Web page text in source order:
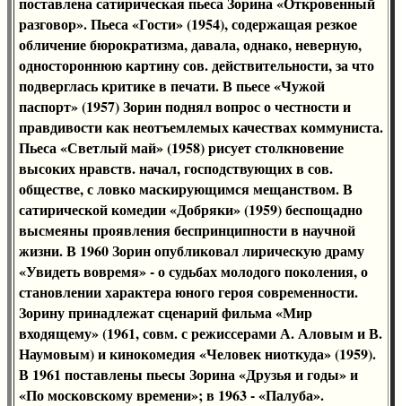
разговор». Пьеса «Гости» (1954), содержащая резкое
обличение бюрократизма, давала, однако, неверную,
одностороннюю картину сов. действительности, за что
подверглась критике в печати. В пьесе «Чужой
паспорт» (1957) Зорин поднял вопрос о честности и
правдивости как неотъемлемых качествах коммуниста.
Пьеса «Светлый май» (1958) рисует столкновение
высоких нравств. начал, господствующих в сов.
обществе, с ловко маскирующимся мещанством. В
сатирической комедии «Добряки» (1959) беспощадно
высмеяны проявления беспринципности в научной
жизни. В 1960 Зорин опубликовал лирическую драму
«Увидеть вовремя» - о судьбах молодого поколения, о
становлении характера юного героя современности.
Зорину принадлежат сценарий фильма «Мир
входящему» (1961, совм. с режиссерами А. Аловым и В.
Наумовым) и кинокомедия «Человек ниоткуда» (1959).
В 1961 поставлены пьесы Зорина «Друзья и годы» и
«По московскому времени»; в 1963 - «Палуба».